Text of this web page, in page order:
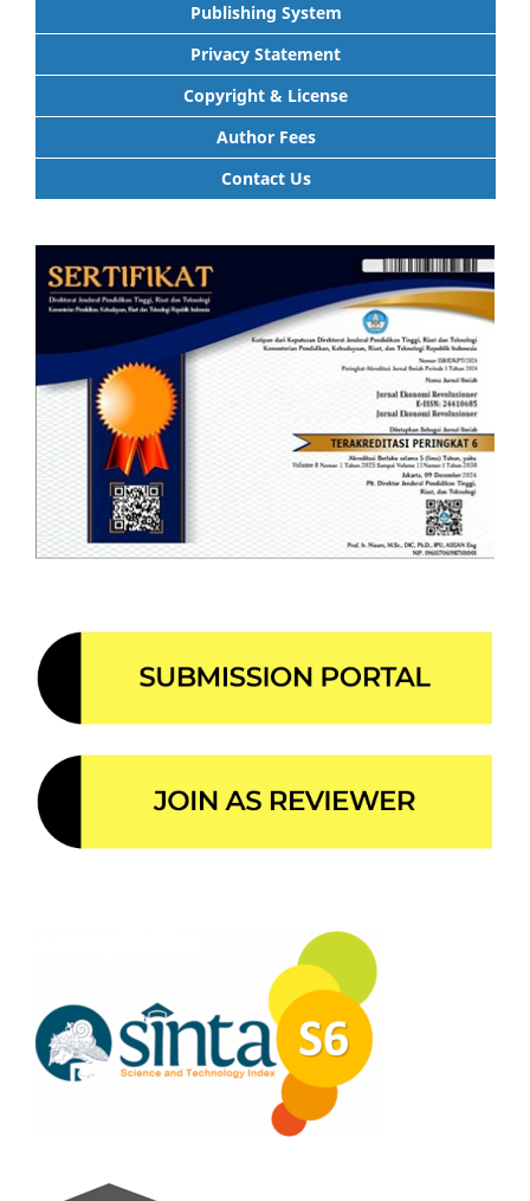
Publishing System
Privacy Statement
Copyright & License
Author Fees
Contact Us